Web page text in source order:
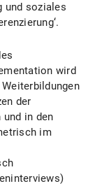
und soziales
wird
der
in den
im